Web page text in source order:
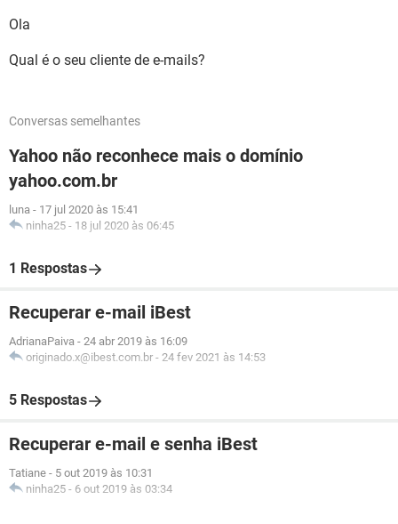
Ola
Qual é o seu cliente de e-mails?
Conversas semelhantes
Yahoo não reconhece mais o domínio
yahoo.com.br
luna - 17 jul 2020 às 15:41
ninha25 - 18 jul 2020 às 06:45
1 Respostas
Recuperar e-mail iBest
AdrianaPaiva - 24 abr 2019 às 16:09
originado.x@ibest.com.br - 24 fev 2021 às 14:53
5 Respostas
Recuperar e-mail e senha iBest
Tatiane - 5 out 2019 às 10:31
ninha25 - 6 out 2019 às 03:34